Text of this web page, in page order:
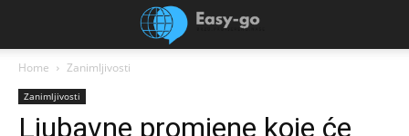
Home Zanimljivosti
Zanimljivosti
Ljubavne promjene koje će